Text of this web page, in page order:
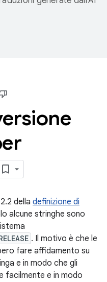
della definizione di
alcune stringhe sono
. Il motivo è che le
fare affidamento su
e in modo che gli
facilmente e in modo